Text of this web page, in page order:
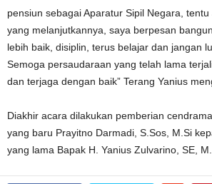
pensiun sebagai Aparatur Sipil Negara,
yang melanjutkannya, saya berpesan
lebih baik, disiplin, terus belajar dan jangan
Semoga persaudaraan yang telah lama
dan terjaga dengan baik” Terang Yanius
Diakhir acara dilakukan pemberian
yang baru Prayitno Darmadi, S.Sos, M.Si
yang lama Bapak H. Yanius Zulvarino, SE,